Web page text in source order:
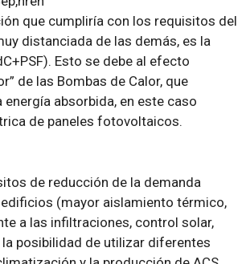
que cumpliría con los requisitos del
distanciada de las demás, es la
Esto se debe al efecto
de las Bombas de Calor, que
energía absorbida, en este caso
de paneles fotovoltaicos.
de reducción de la demanda
(mayor aislamiento térmico,
a las infiltraciones, control solar,
posibilidad de utilizar diferentes